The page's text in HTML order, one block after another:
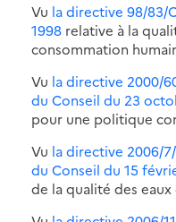
Vu la directive 98/83/
1998 relative à la
consommation
Vu la directive 2000/
du Conseil du 23
pour une politique
Vu la directive 2006/
du Conseil du 15
de la qualité des eaux